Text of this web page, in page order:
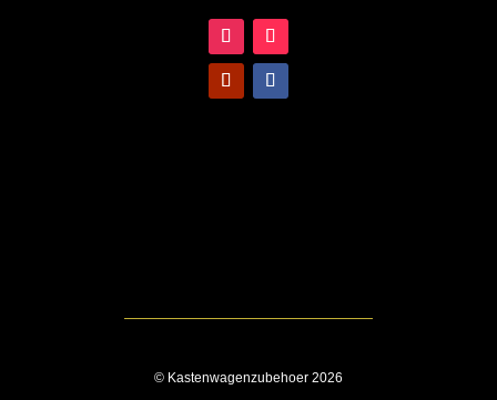
© Kastenwagenzubehoer 2026